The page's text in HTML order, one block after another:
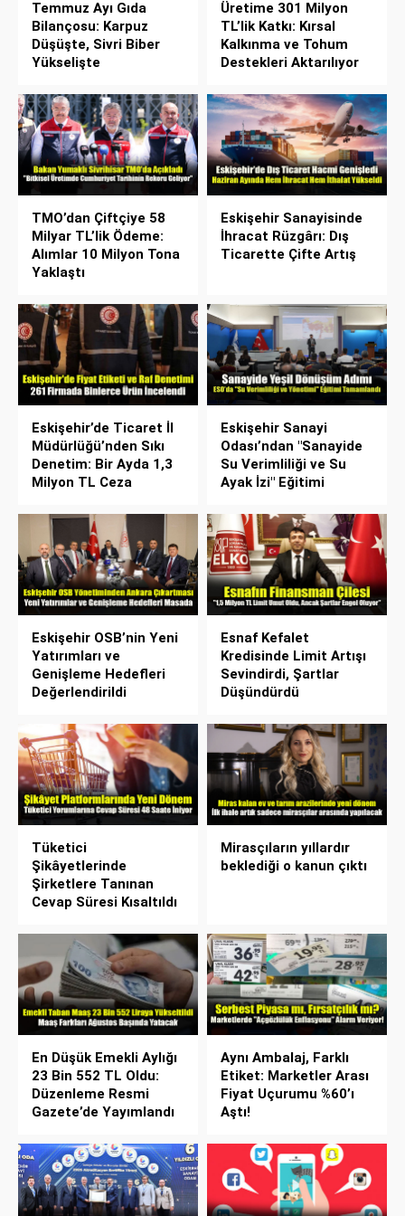
Temmuz Ayı Gıda
Bilançosu: Karpuz
Düşüşte, Sivri Biber
Yükselişte
Üretime 301 Milyon
TL’lik Katkı: Kırsal
Kalkınma ve Tohum
Destekleri Aktarılıyor
TMO’dan Çiftçiye 58
Milyar TL’lik Ödeme:
Alımlar 10 Milyon Tona
Yaklaştı
Eskişehir Sanayisinde
İhracat Rüzgârı: Dış
Ticarette Çifte Artış
Eskişehir’de Ticaret İl
Müdürlüğü’nden Sıkı
Denetim: Bir Ayda 1,3
Milyon TL Ceza
Eskişehir Sanayi
Odası’ndan "Sanayide
Su Verimliliği ve Su
Ayak İzi" Eğitimi
Eskişehir OSB’nin Yeni
Yatırımları ve
Genişleme Hedefleri
Değerlendirildi
Esnaf Kefalet
Kredisinde Limit Artışı
Sevindirdi, Şartlar
Düşündürdü
Tüketici
Şikâyetlerinde
Şirketlere Tanınan
Cevap Süresi Kısaltıldı
Mirasçıların yıllardır
beklediği o kanun çıktı
En Düşük Emekli Aylığı
23 Bin 552 TL Oldu:
Düzenleme Resmi
Gazete’de Yayımlandı
Aynı Ambalaj, Farklı
Etiket: Marketler Arası
Fiyat Uçurumu %60’ı
Aştı!